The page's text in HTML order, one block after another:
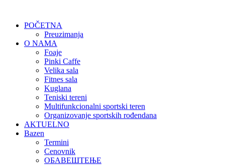
POČETNA
Preuzimanja
O NAMA
Foaje
Pinki Caffe
Velika sala
Fitnes sala
Kuglana
Teniski tereni
Multifunkcionalni sportski teren
Organizovanje sportskih rođendana
AKTUELNO
Bazen
Termini
Cenovnik
ОБАВЕШТЕЊЕ